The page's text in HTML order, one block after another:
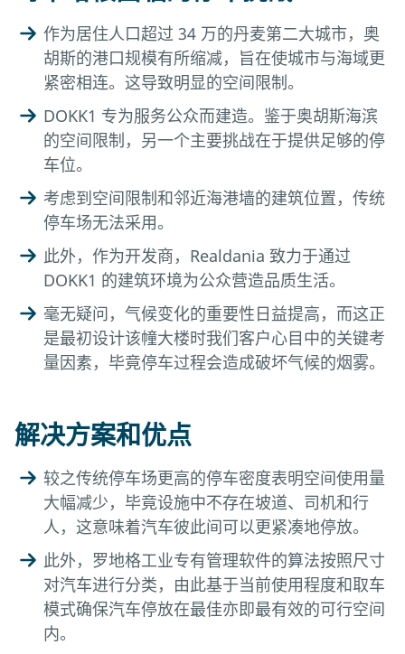
作为居住人口超过 34 万的丹麦第二大城市，奥
胡斯的港口规模有所缩减，旨在使城市与海域更
紧密相连。这导致明显的空间限制。
DOKK1 专为服务公众而建造。鉴于奥胡斯海滨
的空间限制，另一个主要挑战在于提供足够的停
车位。
考虑到空间限制和邻近海港墙的建筑位置，传统
停车场无法采用。
此外，作为开发商，Realdania 致力于通过
DOKK1 的建筑环境为公众营造品质生活。
毫无疑问，气候变化的重要性日益提高，而这正
是最初设计该幢大楼时我们客户心目中的关键考
量因素，毕竟停车过程会造成破坏气候的烟雾。
解决方案和优点
较之传统停车场更高的停车密度表明空间使用量
大幅减少，毕竟设施中不存在坡道、司机和行
人，这意味着汽车彼此间可以更紧凑地停放。
此外，罗地格工业专有管理软件的算法按照尺寸
对汽车进行分类，由此基于当前使用程度和取车
模式确保汽车停放在最佳亦即最有效的可行空间
内。